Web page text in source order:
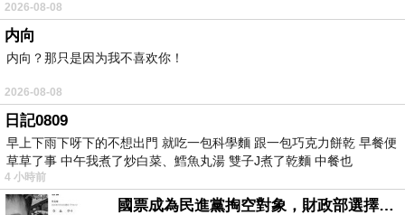
今年東京奧運期間，相關國際賽事
等重要資產遭非法機上盒犯罪集團
竊取訊號賺取不法費用，刑事局與
保二總隊成立專案小組，並於8、9
及11月間發動3波行動，掃蕩全台
2026-08-08
内向
内向？那只是因为我不喜欢你！
2026-08-08
日記0809
早上下雨下呀下的不想出門 就吃一包科學麵 跟一包巧克力餅乾 早餐便
草草了事 中午我煮了炒白菜、鱈魚丸湯 雙子J煮了乾麵 中餐也
4 小時前
國票成為民進黨掏空對象，財政部選擇性失憶